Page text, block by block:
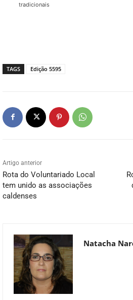
tradicionais
TAGS Edição 5595
Artigo anterior
Rota do Voluntariado Local
tem unido as associações
caldenses
Natacha